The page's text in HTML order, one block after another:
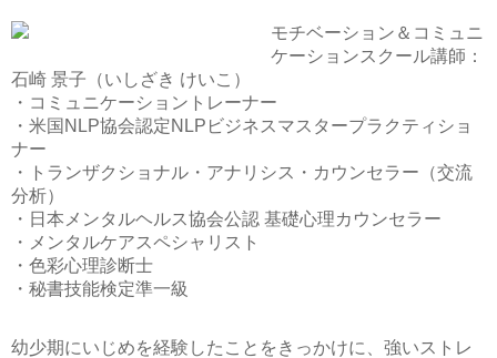
モチベーション＆コミュニ
ケーションスクール講師：
石崎 景子（いしざき けいこ）
・コミュニケーショントレーナー
・米国NLP協会認定NLPビジネスマスタープラクティショ
ナー
・トランザクショナル・アナリシス・カウンセラー（交流
分析）
・日本メンタルヘルス協会公認 基礎心理カウンセラー
・メンタルケアスペシャリスト
・色彩心理診断士
・秘書技能検定準一級
幼少期にいじめを経験したことをきっかけに、強いストレ